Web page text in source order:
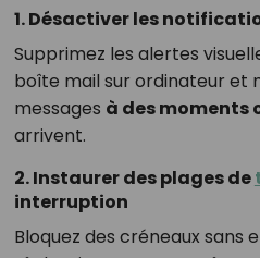
1.Désactiver les
Supprimez les alertes
boîte mail sur ordinateur et
messages à des moments
arrivent.
2.Instaurer des plages de
interruption
Bloquez des créneaux sans